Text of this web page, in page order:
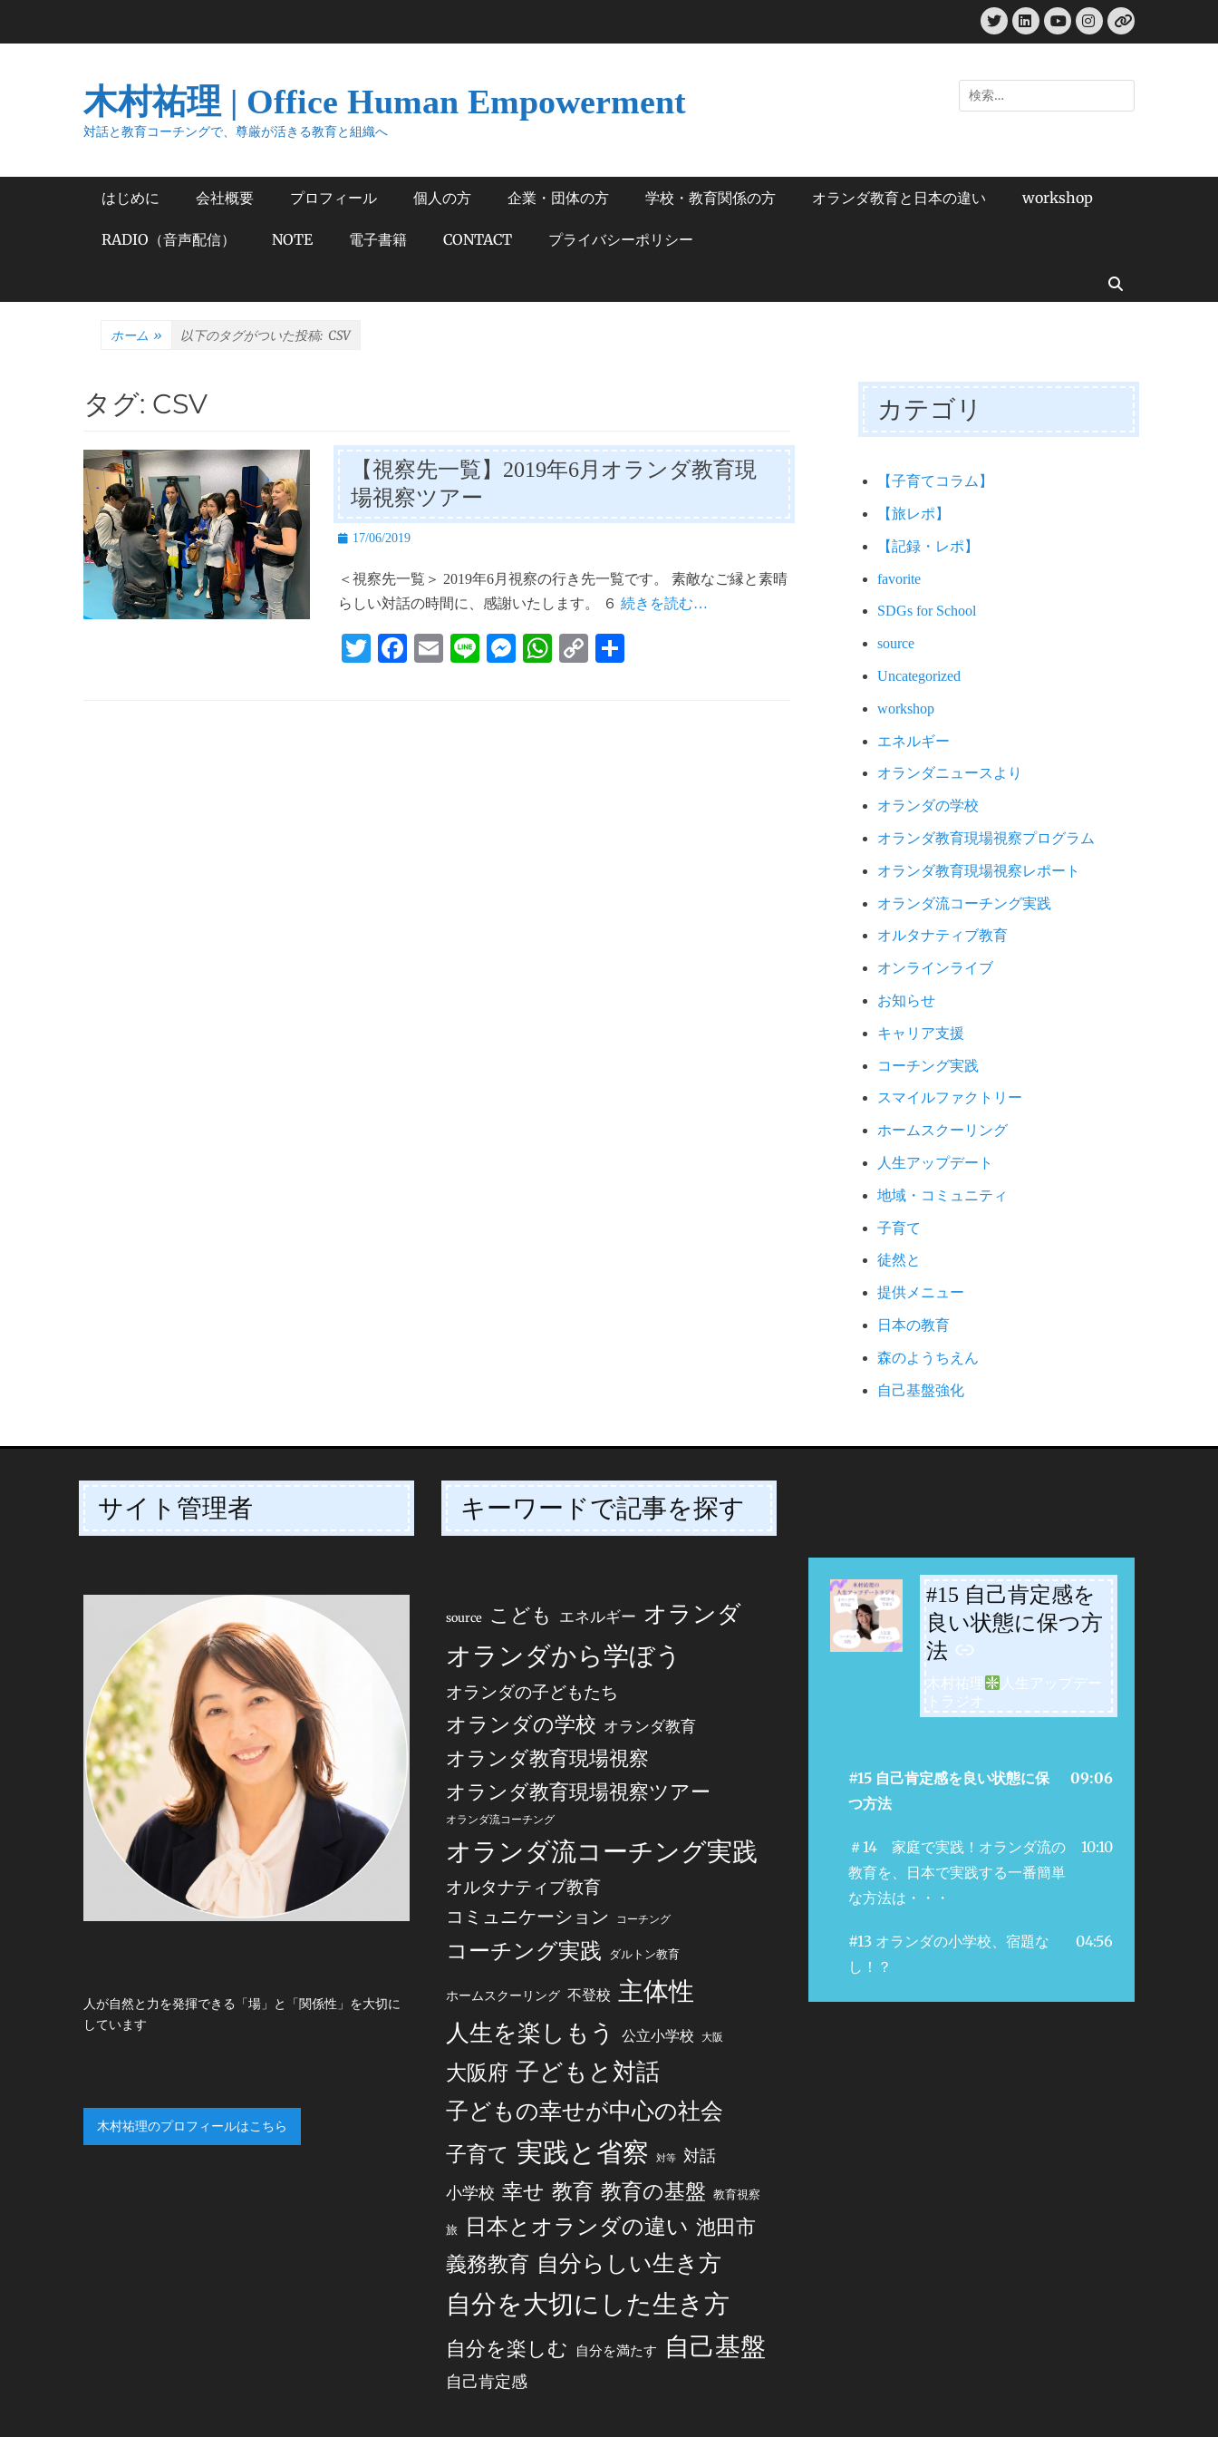
キ
TwitterLinkedIn
YouTube
Instagram
リ
ン
木村祐理 | Office Human Empowerment
対話と教育コーチングで、尊厳が活きる教育と組織へ
検
索:
メインメニュー
はじめに 会社概要 プロフィール 個人の方 企業・団体の方 学校・教育関係の方 オランダ教育と日本の違い workshop
RADIO（音声配信） NOTE 電子書籍 CONTACT プライバシーポリシー
ホーム » 以下のタグがついた投稿: CSV
タグ: CSV
【視察先一覧】2019年6月オランダ教育現
場視察ツアー
投
日
17/06/2019
＜視察先一覧＞ 2019年6月視察の行き先一覧です。 素敵なご縁と素晴
らしい対話の時間に、感謝いたします。 ６ 続きを読む…
T Fa E Li M W C 共
カテゴリ
【子育てコラム】
【旅レポ】
【記録・レポ】
favorite
SDGs for School
source
Uncategorized
workshop
エネルギー
オランダニュースより
オランダの学校
オランダ教育現場視察プログラム
オランダ教育現場視察レポート
オランダ流コーチング実践
オルタナティブ教育
オンラインライブ
お知らせ
キャリア支援
コーチング実践
スマイルファクトリー
ホームスクーリング
人生アップデート
地域・コミュニティ
子育て
徒然と
提供メニュー
日本の教育
森のようちえん
自己基盤強化
サイト管理者
人が自然と力を発揮できる「場」と「関係性」を大切に
しています
木村祐理のプロフィールはこちら
キーワードで記事を探す
source こども エネルギー オランダ
オランダから学ぼう
オランダの子どもたち
オランダの学校 オランダ教育
オランダ教育現場視察
オランダ教育現場視察ツアー
オランダ流コーチング
オランダ流コーチング実践
オルタナティブ教育
コミュニケーション コーチング
コーチング実践 ダルトン教育
ホームスクーリング 不登校 主体性
人生を楽しもう 公立小学校 大阪
大阪府 子どもと対話
子どもの幸せが中心の社会
子育て 実践と省察 対等 対話
小学校 幸せ 教育 教育の基盤 教育視察
旅 日本とオランダの違い 池田市
義務教育 自分らしい生き方
自分を大切にした生き方
自分を楽しむ 自分を満たす 自己基盤
自己肯定感
#15 自己肯定感を
良い状態に保つ方
法
-
木村祐理
人生アップデー
トラジオ
#15 自己肯定感を良い状態に保
つ方法
09:06
＃14 家庭で実践！オランダ流の
教育を、日本で実践する一番簡単
な方法は・・・
10:10
#13 オランダの小学校、宿題な
し！？
04:56